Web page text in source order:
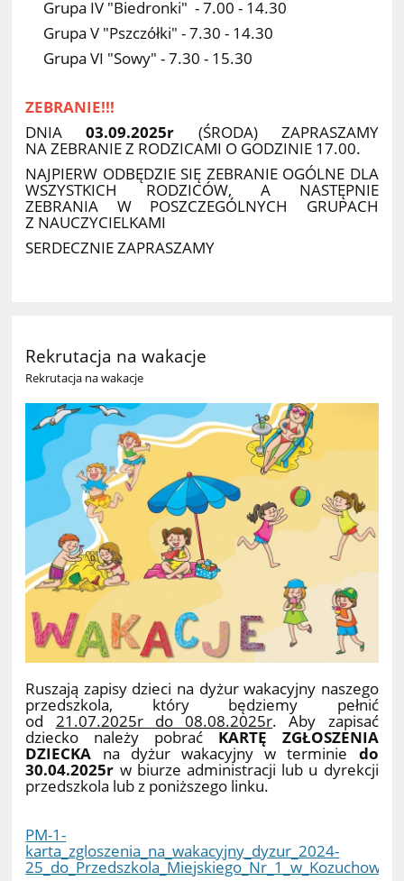
Grupa IV "Biedronki" - 7.00 - 14.30
Grupa V "Pszczółki" - 7.30 - 14.30
Grupa VI "Sowy" - 7.30 - 15.30
ZEBRANIE!!!
DNIA03.09.2025r (ŚRODA) ZAPRASZAMY
NA ZEBRANIE Z RODZICAMI O GODZINIE 17.00.
NAJPIERW ODBĘDZIE SIĘ ZEBRANIE OGÓLNE DLA
WSZYSTKICH RODZICÓW, A NASTĘPNIE
ZEBRANIA W POSZCZEGÓLNYCH GRUPACH
Z NAUCZYCIELKAMI
SERDECZNIE ZAPRASZAMY
Rekrutacja na wakacje
Rekrutacja na wakacje
Ruszają zapisy dzieci na dyżur wakacyjny naszego
przedszkola, który będziemy pełnić
od 21.07.2025r do 08.08.2025r. Aby zapisać
dziecko należy pobrać KARTĘ ZGŁOSZENIA
DZIECKA na dyżur wakacyjny w terminie do
30.04.2025r w biurze administracji lub u dyrekcji
przedszkola lub z poniższego linku.
PM-1-
karta_zgloszenia_na_wakacyjny_dyzur_2024-